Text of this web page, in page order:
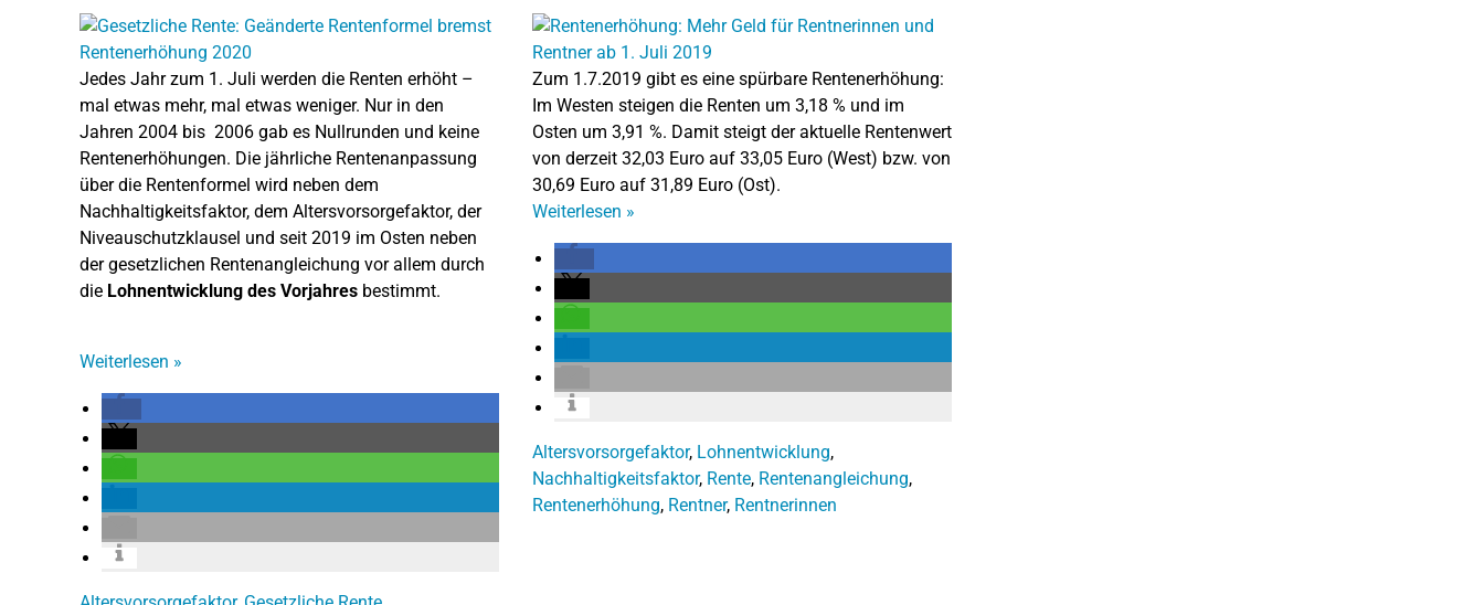
Jedes Jahr zum 1. Juli werden die Renten erhöht –
mal etwas mehr, mal etwas weniger. Nur in den
Jahren 2004 bis 2006 gab es Nullrunden und keine
Rentenerhöhungen. Die jährliche Rentenanpassung
über die Rentenformel wird neben dem
Nachhaltigkeitsfaktor, dem Altersvorsorgefaktor, der
Niveauschutzklausel und seit 2019 im Osten neben
der gesetzlichen Rentenangleichung vor allem durch
die Lohnentwicklung des Vorjahres bestimmt.
Weiterlesen »
Zum 1.7.2019 gibt es eine spürbare Rentenerhöhung:
Im Westen steigen die Renten um 3,18 % und im
Osten um 3,91 %. Damit steigt der aktuelle Rentenwert
von derzeit 32,03 Euro auf 33,05 Euro (West) bzw. von
30,69 Euro auf 31,89 Euro (Ost).
Weiterlesen »
Altersvorsorgefaktor, Lohnentwicklung,
Nachhaltigkeitsfaktor, Rente, Rentenangleichung,
Rentenerhöhung, Rentner, Rentnerinnen